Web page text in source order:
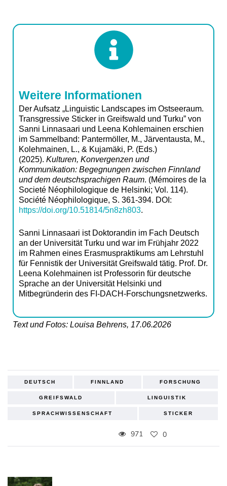
Weitere Informationen
Der Aufsatz „Linguistic Landscapes im Ostseeraum.
Transgressive Sticker in Greifswald und Turku” von
Sanni Linnasaari und Leena Kohlemainen erschien
im Sammelband: Pantermöller, M., Järventausta, M.,
Kolehmainen, L., & Kujamäki, P. (Eds.)
(2025). Kulturen, Konvergenzen und
Kommunikation: Begegnungen zwischen Finnland
und dem deutschsprachigen Raum. (Mémoires de la
Societé Néophilologique de Helsinki; Vol. 114).
Société Néophilologique, S. 361-394. DOI:
https://doi.org/10.51814/5n8zh803.
Sanni Linnasaari ist Doktorandin im Fach Deutsch
an der Universität Turku und war im Frühjahr 2022
im Rahmen eines Erasmuspraktikums am Lehrstuhl
für Fennistik der Universität Greifswald tätig. Prof. Dr.
Leena Kolehmainen ist Professorin für deutsche
Sprache an der Universität Helsinki und
Mitbegründerin des FI-DACH-Forschungsnetzwerks.
Text und Fotos: Louisa Behrens, 17.06.2026
DEUTSCH FINNLAND FORSCHUNG
GREIFSWALD LINGUISTIK
SPRACHWISSENSCHAFT STICKER
971 0